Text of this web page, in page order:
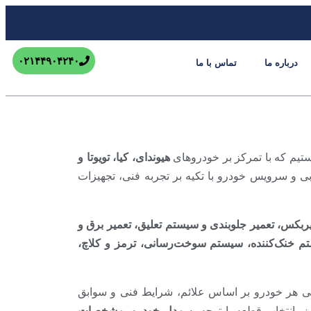
درباره ما تماس با ما ۰۲۱۴۴۹۰۴۲۴۰
که با تمرکز بر خودروهایهیوندای، کیا، تویوتا و
و سرویس خودرو با تکیه بر تجربه فنی، تجهیزات
تعمیر جلوبندی و سیستم تعلیق، تعمیر برق و
خنک‌کننده، سیستم سوخت‌رسانی، ترمز و کلاچ،
هر خودرو بر اساس علائم، شرایط فنی و سوابق